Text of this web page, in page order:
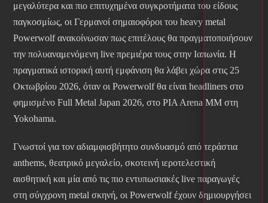
μεγαλύτερα και πιο επιτυχημένα συγκροτήματα του είδους
παγκοσμίως, οι Γερμανοί σημαιοφόροι του heavy metal
Powerwolf ανακοίνωσαν πως επιτέλους θα πραγματοποιήσουν
την πολυαναμενόμενη live πρεμιέρα τους στην Ιαπωνία. Η
πραγματικά ιστορική αυτή εμφάνιση θα λάβει χώρα στις 25
Οκτωβρίου 2026, όταν οι Powerwolf θα είναι headliners στο
φημισμένο Full Metal Japan 2026, στο PIA Arena MM στη
Yokohama.
Γνωστοί για τον αδιαμφισβήτητο συνδυασμό από τεράστια
anthems, θεατρικό μεγαλείο, σκοτεινή ιεροτελεστική
αισθητική και μία από τις πιο εντυπωσιακές live παραγωγές
στη σύγχρονη metal σκηνή, οι Powerwolf έχουν δημιουργήσει